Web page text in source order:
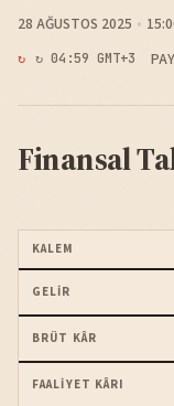
28 AĞUSTOS 2025
↻ 04:59 GMT+3
Finansal
KALEM
GELIR
BRÜT KÂR
FAALIYET KÂRI